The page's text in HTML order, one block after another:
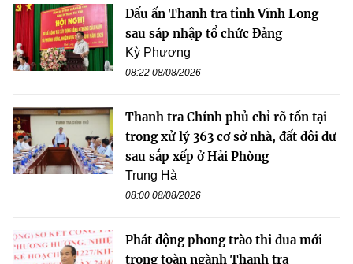
Dấu ấn Thanh tra tỉnh Vĩnh Long
sau sáp nhập tổ chức Đảng
Kỳ Phương
08:22 08/08/2026
Thanh tra Chính phủ chỉ rõ tồn tại
trong xử lý 363 cơ sở nhà, đất dôi dư
sau sắp xếp ở Hải Phòng
Trung Hà
08:00 08/08/2026
Phát động phong trào thi đua mới
trong toàn ngành Thanh tra